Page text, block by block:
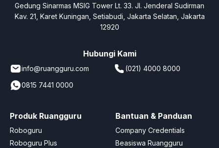
Gedung Sinarmas MSIG Tower Lt. 33. Jl. Jenderal Sudirman
Kav. 21, Karet Kuningan, Setiabudi, Jakarta Selatan, Jakarta
12920
Hubungi Kami
info@ruangguru.com
(021) 4000 8000
0815 7441 0000
Produk Ruangguru
Roboguru
Roboguru Plus
Bantuan & Panduan
Company Credentials
Beasiswa Ruangguru